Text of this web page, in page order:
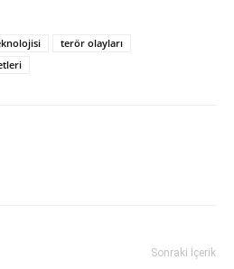
terör olayları
Sonraki İçerik